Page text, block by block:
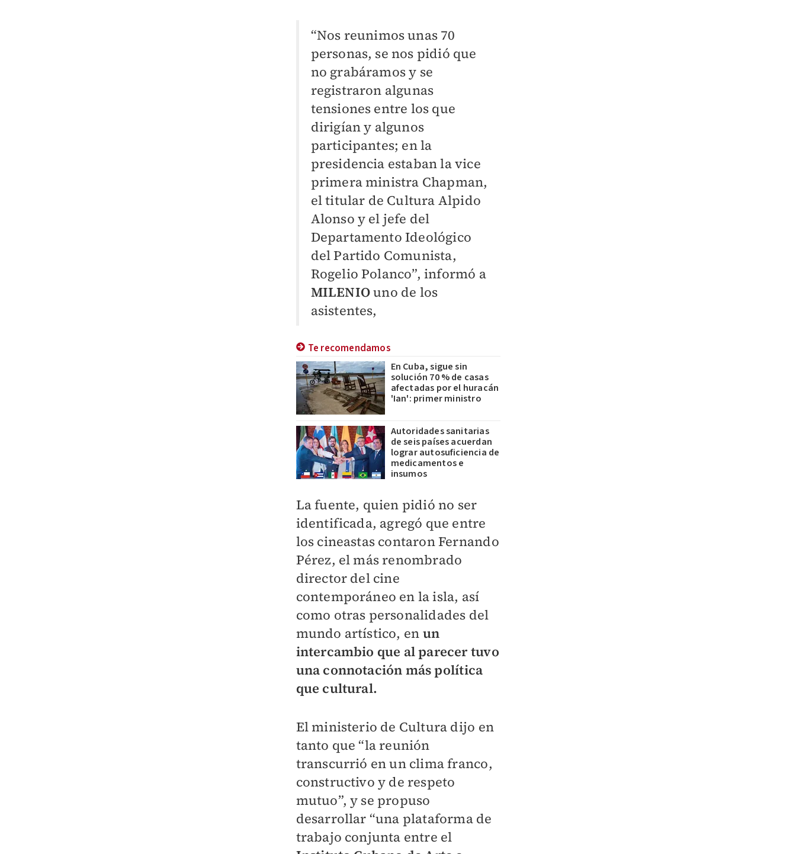
“Nos reunimos unas 70
personas, se nos pidió que
no grabáramos y se
registraron algunas
tensiones entre los que
dirigían y algunos
participantes; en la
presidencia estaban la vice
primera ministra Chapman,
el titular de Cultura Alpido
Alonso y el jefe del
Departamento Ideológico
del Partido Comunista,
Rogelio Polanco”, informó a
MILENIOuno de los
asistentes,
Te recomendamos
En Cuba, sigue sin
solución 70 % de casas
afectadas por el huracán
'Ian': primer ministro
Autoridades sanitarias
de seis países acuerdan
lograr autosuficiencia de
medicamentos e
insumos
La fuente, quien pidió no ser
identificada, agregó que entre
los cineastas contaron Fernando
Pérez, el más renombrado
director del cine
contemporáneo en la isla, así
como otras personalidades del
mundo artístico, en un
intercambio que al parecer tuvo
una connotación más política
que cultural.
El ministerio de Cultura dijo en
tanto que “la reunión
transcurrió en un clima franco,
constructivo y de respeto
mutuo”, y se propuso
desarrollar “una plataforma de
trabajo conjunta entre el